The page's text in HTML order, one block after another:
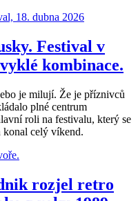
Festival v
kombinace.
je milují. Že je příznivců
plné centrum
roli na festivalu, který se
konal celý víkend.
rozjel retro